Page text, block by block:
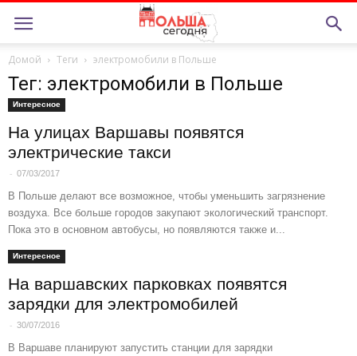
Домой Теги электромобили в Польше
Тег: электромобили в Польше
Интересное
На улицах Варшавы появятся
электрические такси
- 07/03/2017
В Польше делают все возможное, чтобы уменьшить загрязнение
воздуха. Все больше городов закупают экологический транспорт.
Пока это в основном автобусы, но появляются также и...
Интересное
На варшавских парковках появятся
зарядки для электромобилей
- 30/07/2016
В Варшаве планируют запустить станции для зарядки